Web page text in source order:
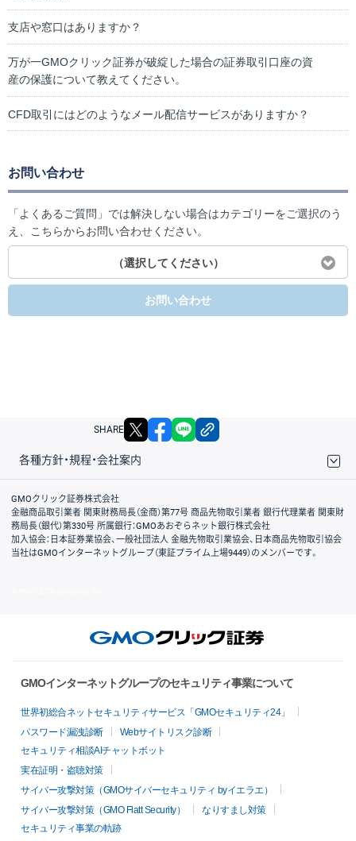
支店や窓口はありますか？
万が一GMOクリック証券が破綻した場合の証券取引口座の資
産の保護について教えてください。
CFD取引にはどのようなメール配信サービスがありますか？
お問い合わせ
「よくあるご質問」では解決しない場合はカテゴリーをご選択のう
え、こちらからお問い合わせください。
（選択してください）
お問い合わせ
SHARE X facebook
各種方針・規程・会社案内
取引規程・約款
サイトマップ
その他のご案内
個人情報保護方針
最良執行方針
サイトのご利用について
ディスクレイマー
信託保全
リスク説明
会社案内
GMOクリック証券株式会社
金融商品取引業者 関東財務局長（金商）第77号 商品先物取引業者 銀行代理業者 関東財
務局長（銀代）第330号 所属銀行：GMOあおぞらネット銀行株式会社
加入協会：日本証券業協会、一般社団法人 金融先物取引業協会、日本商品先物取引協会
当社はGMOインターネットグループ（東証プライム上場9449）のメンバーです。
GMOインターネットグループのセキュリティ事業について
世界初総合ネットセキュリティサービス「GMOセキュリティ24」
パスワード漏洩診断
Webサイトリスク診断
セキュリティ相談AIチャットボット
実在証明・盗聴対策
サイバー攻撃対策（GMOサイバーセキュリティ byイエラエ）
サイバー攻撃対策（GMO Flatt Security）
なりすまし対策
セキュリティ事業の軌跡